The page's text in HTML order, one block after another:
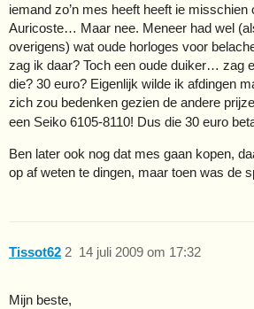
iemand zo’n mes heeft heeft ie misschien
Auricoste… Maar nee. Meneer had wel
overigens) wat oude horloges voor
zag ik daar? Toch een oude duiker… zag
die? 30 euro? Eigenlijk wilde ik afdingen
zich zou bedenken gezien de andere
een Seiko 6105-8110! Dus die 30 euro
Ben later ook nog dat mes gaan kopen,
op af weten te dingen, maar toen was de
Tissot62 14 juli 2009 om 17:32
2
Mijn beste,